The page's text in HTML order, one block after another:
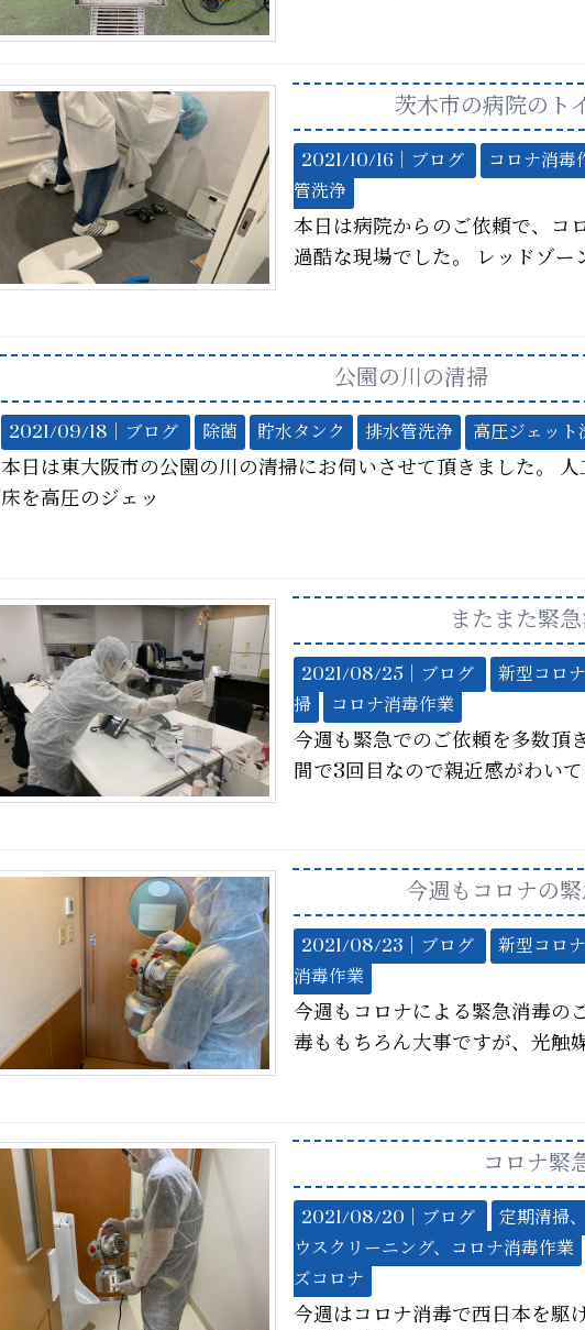
茨木市の病院のト
2021/10/16｜ ブログ コロナ消毒
管洗浄
本日は病院からのご依頼で、コ
過酷な現場でした。 レッドゾー
公園の川の清掃
2021/09/18｜ ブログ 除菌 貯水タンク 排水管洗浄 高圧ジェット
本日は東大阪市の公園の川の清掃にお伺いさせて頂きました。
床を高圧のジェッ
またまた緊
2021/08/25｜ ブログ 新型コロナ
掃
コロナ消毒作業
今週も緊急でのご依頼を多数頂
間で3回目なので親近感がわいて
今週もコロナの
2021/08/23｜ ブログ 新型コロナ
消毒作業
今週もコロナによる緊急消毒の
毒ももちろん大事ですが、光触
コロナ緊
2021/08/20｜ ブログ
定期清掃
ウスクリーニング、コロナ消毒作業
ズコロナ
今週はコロナ消毒で西日本を駆